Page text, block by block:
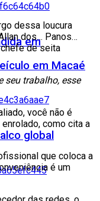
em
em Macaé
global
dessa loucura
dos… Panos…
de seita
seu trabalho, esse
você não é
como cita a
que coloca a
é um